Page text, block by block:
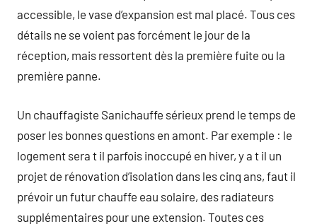
accessible, le vase d’expansion est mal placé. Tous ces
détails ne se voient pas forcément le jour de la
réception, mais ressortent dès la première fuite ou la
première panne.
Un chauffagiste Sanichauffe sérieux prend le temps de
poser les bonnes questions en amont. Par exemple : le
logement sera t il parfois inoccupé en hiver, y a t il un
projet de rénovation d’isolation dans les cinq ans, faut il
prévoir un futur chauffe eau solaire, des radiateurs
supplémentaires pour une extension. Toutes ces